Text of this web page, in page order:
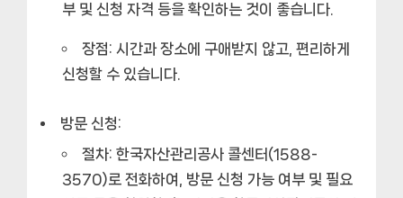
부 및 신청 자격 등을 확인하는 것이 좋습니다.
장점: 시간과 장소에 구애받지 않고, 편리하게
신청할 수 있습니다.
방문 신청:
절차: 한국자산관리공사 콜센터(1588-
3570)로 전화하여, 방문 신청 가능 여부 및 필요